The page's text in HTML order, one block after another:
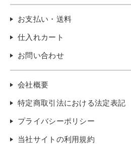
お支払い・送料
仕入れカート
お問い合わせ
会社概要
特定商取引法における法定表記
プライバシーポリシー
当社サイトの利用規約